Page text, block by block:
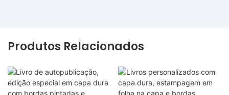
Produtos Relacionados